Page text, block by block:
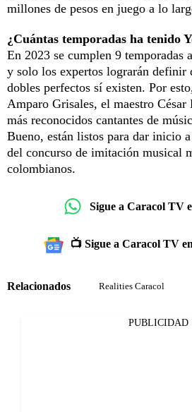
millones de pesos en juego a lo
¿Cuántas temporadas ha tenido
En 2023 se cumplen 9 temporadas
y solo los expertos lograrán definir
dobles perfectos sí existen. Por
Amparo Grisales, el maestro César
más reconocidos cantantes de
Bueno, están listos para dar inicio
del concurso de imitación musical
colombianos.
Sigue a Caracol TV
📺 Sigue a Caracol TV
Relacionados Realities Caracol
PUBLICIDAD